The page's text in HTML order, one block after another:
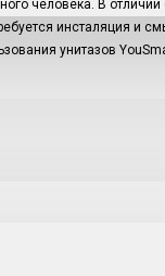
человека. В
инсталяция и
унитазов